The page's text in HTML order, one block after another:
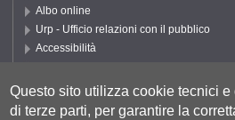
Albo online
Urp - Ufficio relazioni con il pubblico
Accessibilità
Cookie settings
Segui UNISI
Questo sito utilizza cookie tecnici
di terze parti, per garantire la